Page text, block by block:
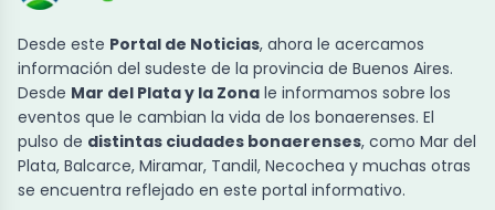
Desde este Portal de Noticias, ahora le acercamos
información del sudeste de la provincia de Buenos Aires.
Desde Mar del Plata y la Zona le informamos sobre los
eventos que le cambian la vida de los bonaerenses. El
pulso de distintas ciudades bonaerenses, como Mar del
Plata, Balcarce, Miramar, Tandil, Necochea y muchas otras
se encuentra reflejado en este portal informativo.